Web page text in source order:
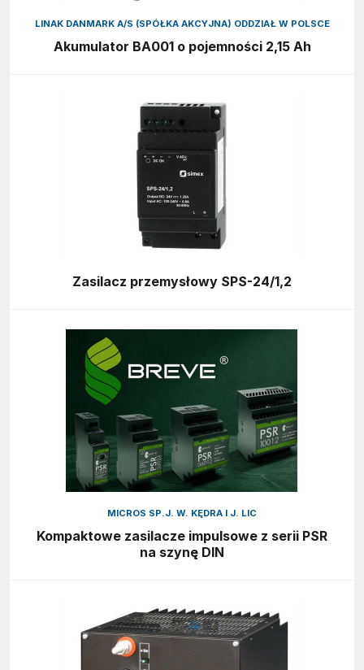
LINAK DANMARK A/S (SPÓŁKA AKCYJNA) ODDZIAŁ W POLSCE
Akumulator BA001 o pojemności 2,15 Ah
Zasilacz przemysłowy SPS-24/1,2
MICROS SP.J. W. KĘDRA I J. LIC
Kompaktowe zasilacze impulsowe z serii PSR
na szynę DIN